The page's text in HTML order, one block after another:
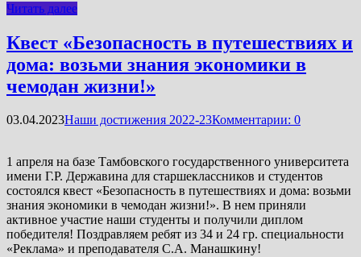
Читать далее
Квест «Безопасность в путешествиях и
дома: возьми знания экономики в
чемодан жизни!»
03.04.2023Наши достижения 2022-23Комментарии: 0
1 апреля на базе Тамбовского государственного университета
имени Г.Р. Державина для старшеклассников и студентов
состоялся квест «Безопасность в путешествиях и дома: возьми
знания экономики в чемодан жизни!». В нем приняли
активное участие наши студенты и получили диплом
победителя! Поздравляем ребят из 34 и 24 гр. специальности
«Реклама» и преподавателя С.А. Манашкину!